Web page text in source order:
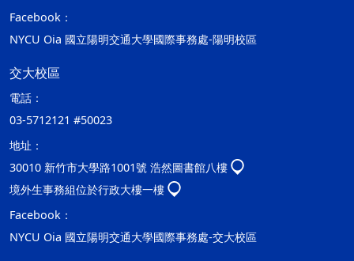
Facebook：
NYCU Oia 國立陽明交通大學國際事務處-陽明校區
交大校區
電話：
03-5712121 #50023
地址：
30010 新竹市大學路1001號 浩然圖書館八樓
境外生事務組位於行政大樓一樓
Facebook：
NYCU Oia 國立陽明交通大學國際事務處-交大校區